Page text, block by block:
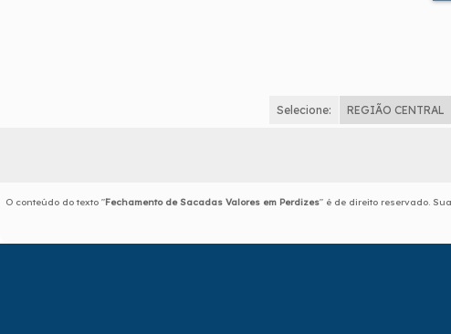
Selecione: REGIÃO CENTRAL
O conteúdo do texto "Fechamento de Sacadas Valores em Perdizes" é de direito reservado.